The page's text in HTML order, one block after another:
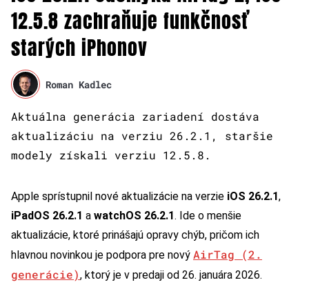
12.5.8 zachraňuje funkčnosť
starých iPhonov
Roman Kadlec
Aktuálna generácia zariadení dostáva
aktualizáciu na verziu 26.2.1, staršie
modely získali verziu 12.5.8.
Apple sprístupnil nové aktualizácie na verzie iOS 26.2.1,
iPadOS 26.2.1 a watchOS 26.2.1. Ide o menšie
aktualizácie, ktoré prinášajú opravy chýb, pričom ich
hlavnou novinkou je podpora pre nový AirTag (2.
generácie), ktorý je v predaji od 26. januára 2026.